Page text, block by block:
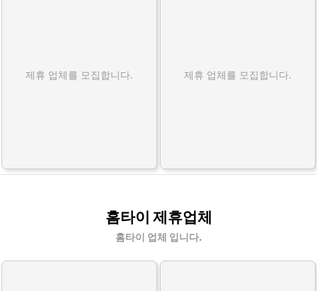
제휴 업체를 모집합니다. 제휴 업체를 모집합니다.
홈타이 제휴업체
홈타이 업체 입니다.